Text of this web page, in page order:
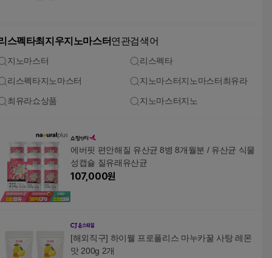
스펙타최지우지노마스터연관검색어
지노마스터 리스펙타
리스펙타지노마스터 지노마스터지노마스터최유라
최유라쇼상품 지노마스터지노
에버핏 편안해질 유산균 8병 8개월분 / 유산균 식물
성캡슐 질유래유산균
107,000원
[해외직구] 하이웰 프로폴리스 마누카꿀 사탕 레몬
맛 200g 2개